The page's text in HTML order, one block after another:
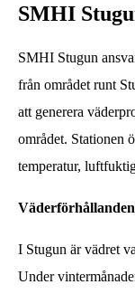
SMHI
SMHI Stugun
från området runt
att generera
området. Stationen
temperatur,
I Stugun är vädret
Under